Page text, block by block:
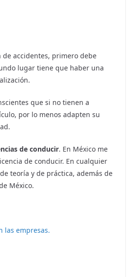
de accidentes, primero debe
lugar tiene que haber una
que si no tienen a
por lo menos adapten su
de conducir. En México me
de conducir. En cualquier
teoría y de práctica, además de
México.
las empresas.